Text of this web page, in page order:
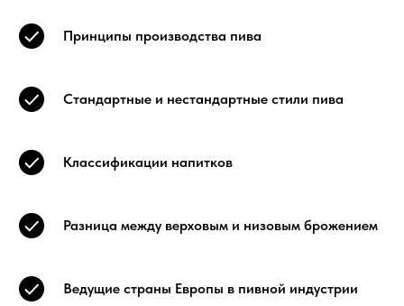
Принципы производства пива
Стандартные и нестандартные стили пива
Классификации напитков
Разница между верховым и низовым брожением
Ведущие страны Европы в пивной индустрии